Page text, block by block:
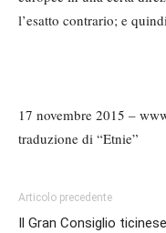
l’esatto contrario; e
17 novembre 2015 –
traduzione di “Etnie”
Articolo precedente
Il Gran Consiglio ticinese